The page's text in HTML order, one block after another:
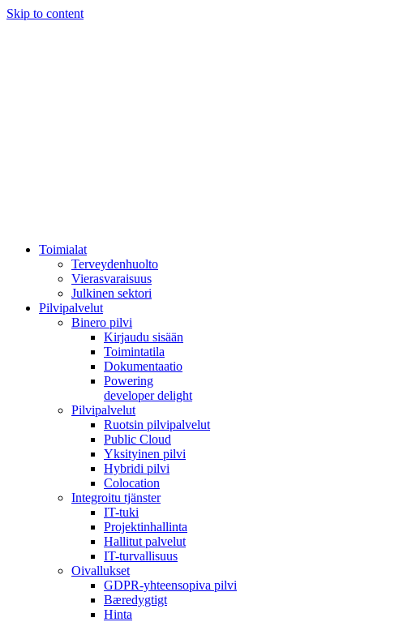
Skip to content
Toimialat
Terveydenhuolto
Vierasvaraisuus
Julkinen sektori
Pilvipalvelut
Binero pilvi
Kirjaudu sisään
Toimintatila
Dokumentaatio
Powering
developer delight
Pilvipalvelut
Ruotsin pilvipalvelut
Public Cloud
Yksityinen pilvi
Hybridi pilvi
Colocation
Integroitu tjänster
IT-tuki
Projektinhallinta
Hallitut palvelut
IT-turvallisuus
Oivallukset
GDPR-yhteensopiva pilvi
Bæredygtigt
Hinta